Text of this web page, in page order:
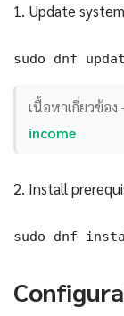
1. Update system
sudo dnf
เนื้อหาเกี่ยวข้อ
income
2. Install
sudo dnf